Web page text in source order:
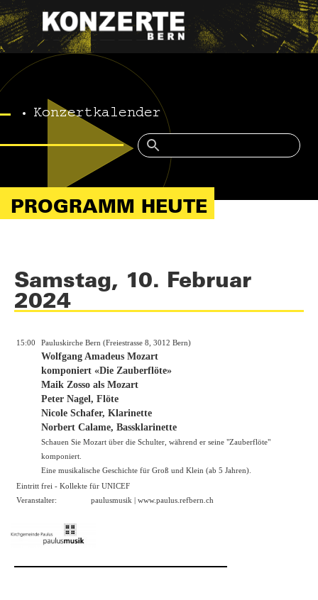
Konzertkalender
PROGRAMM HEUTE
Samstag, 10. Februar
2024
15:00 Pauluskirche Bern (Freiestrasse 8, 3012 Bern)
Wolfgang Amadeus Mozart
komponiert «Die Zauberflöte»
Maik Zosso als Mozart
Peter Nagel, Flöte
Nicole Schafer, Klarinette
Norbert Calame, Bassklarinette
Schauen Sie Mozart über die Schulter, während er seine "Zauberflöte"
komponiert.
Eine musikalische Geschichte für Groß und Klein (ab 5 Jahren).
Eintritt frei - Kollekte für UNICEF
Veranstalter:
paulusmusik | www.paulus.refbern.ch